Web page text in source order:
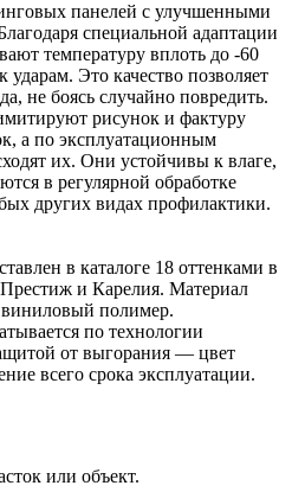
панелей с улучшенными
специальной адаптации
температуру вплоть до -60
ударам. Это качество позволяет
не боясь случайно повредить.
рисунок и фактуру
а по эксплуатационным
их. Они устойчивы к влаге,
в регулярной обработке
других видах профилактики.
в каталоге 18 оттенками в
и Карелия. Материал
полимер.
по технологии
от выгорания — цвет
всего срока эксплуатации.
или объект.